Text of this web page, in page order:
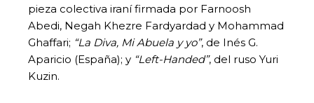
pieza colectiva iraní firmada por Farnoosh
Abedi, Negah Khezre Fardyardad y Mohammad
Ghaffari; “La Diva, Mi Abuela y yo”, de Inés G.
Aparicio (España); y “Left-Handed”, del ruso Yuri
Kuzin.